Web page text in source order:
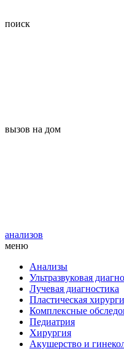
поиск
вызов на дом
анализов
меню
Анализы
Ультразвуковая
Лучевая диагностика
Пластическая
Комплексные
Педиатрия
Хирургия
Акушерство и